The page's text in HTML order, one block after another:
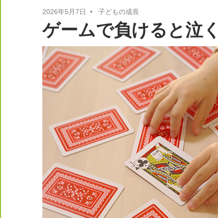
2026年5月7日 子どもの成長
ゲームで負けると泣